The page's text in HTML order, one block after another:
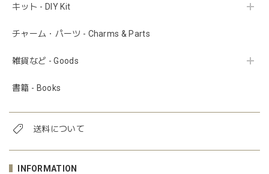
キット - DIY Kit
チャーム・パーツ - Charms & Parts
雑貨など - Goods
書籍 - Books
送料について
INFORMATION